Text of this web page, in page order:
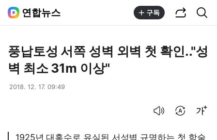
연합뉴스 구독
풍납토성 서쪽 성벽 외벽 첫 확인.."성
벽 최소 31m 이상"
2018. 12. 17. 09:49
1925년 대홍수로 유실된 서성벽 규명하는 첫 학술